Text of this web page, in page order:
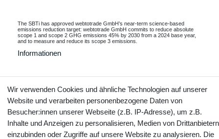
The SBTi has approved webtotrade GmbH’s near-term science-based
emissions reduction target: webtotrade GmbH commits to reduce absolute
scope 1 and scope 2 GHG emissions 45% by 2030 from a 2024 base year,
and to measure and reduce its scope 3 emissions.
Informationen
Vertrag widerrufen Kontakt
YouTube Facebook Instagram
Wir verwenden Cookies und ähnliche Technologien auf unserer
Website und verarbeiten personenbezogene Daten von
Besucher:innen unserer Webseite (z.B. IP-Adresse), um z.B.
Inhalte und Anzeigen zu personalisieren, Medien von Drittanbietern
einzubinden oder Zugriffe auf unsere Website zu analysieren. Die